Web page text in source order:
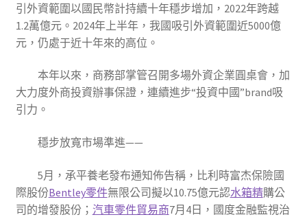
引外資範圍以國民幣計持續十年穩步增加，2022年跨越
1.2萬億元。2024年上半年，我國吸引外資範圍近5000億
元，仍處于近十年來的高位。
本年以來，商務部掌管召開多場外資企業圓桌會，加
大力度外商投資辦事保證，連續進步“投資中國”brand吸
引力。
穩步放寬市場準進——
5月，承平養老發布通知佈告稱，比利時富杰保險國
際股份Bentley零件無限公司擬以10.75億元認水箱精購公
司的增發股份； 汽車零件貿易商7月4日，國度金融監視治